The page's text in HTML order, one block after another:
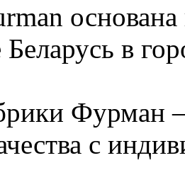
Беларусь в
Фурман
с